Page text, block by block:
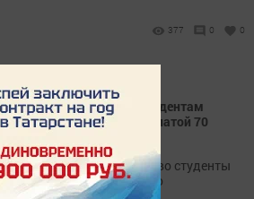
377 0 0
В хозяйстве «Калмурзино»
Мензелинского района студентам
предлагают работу с зарплатой 70
Каждый год в это хозяйство студенты
устраиваются на работу по